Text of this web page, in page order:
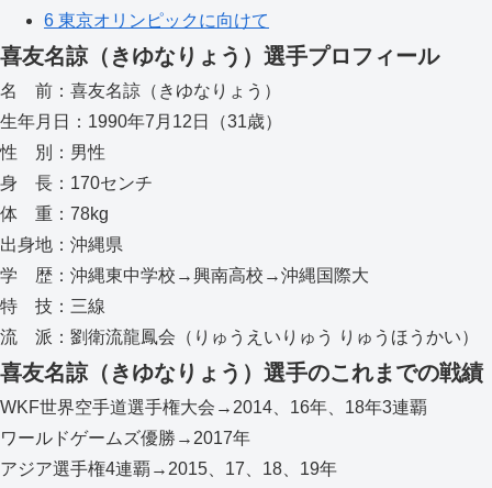
6 東京オリンピックに向けて
喜友名諒（きゆなりょう）選手プロフィール
名 前：喜友名諒（きゆなりょう）
生年月日：1990年7月12日（31歳）
性 別：男性
身 長：170センチ
体 重：78kg
出身地：沖縄県
学 歴：沖縄東中学校→興南高校→沖縄国際大
特 技：三線
流 派：劉衛流龍鳳会（りゅうえいりゅう りゅうほうかい）
喜友名諒（きゆなりょう）選手のこれまでの戦績
WKF世界空手道選手権大会→2014、16年、18年3連覇
ワールドゲームズ優勝→2017年
アジア選手権4連覇→2015、17、18、19年